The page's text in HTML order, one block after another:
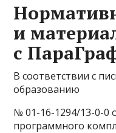
и
с
В соответствии с
образованию
№ 01-16-1294/13-0-0
программного